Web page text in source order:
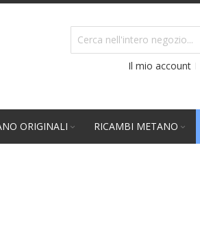
Il mio account
ORIGINALI RICAMBI METANO